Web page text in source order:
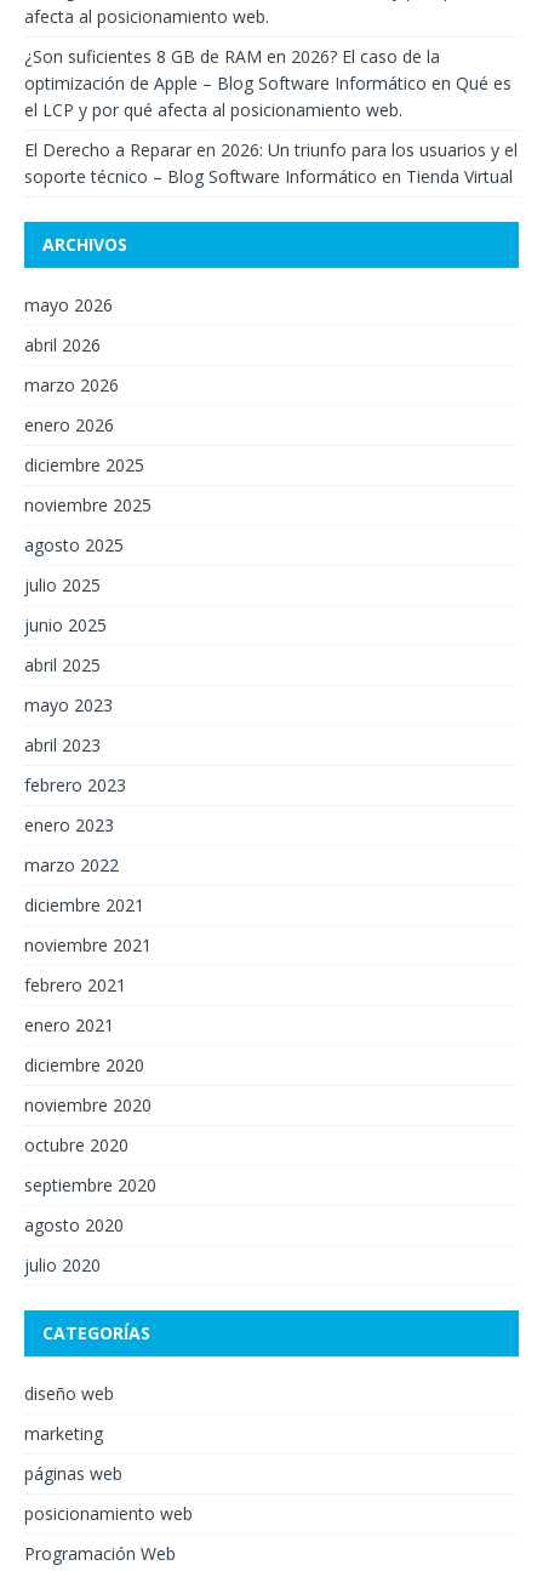
afecta al posicionamiento web.
¿Son suficientes 8 GB de RAM en 2026? El caso de la
optimización de Apple – Blog Software Informático en Qué es
el LCP y por qué afecta al posicionamiento web.
El Derecho a Reparar en 2026: Un triunfo para los usuarios y el
soporte técnico – Blog Software Informático en Tienda Virtual
ARCHIVOS
mayo 2026
abril 2026
marzo 2026
enero 2026
diciembre 2025
noviembre 2025
agosto 2025
julio 2025
junio 2025
abril 2025
mayo 2023
abril 2023
febrero 2023
enero 2023
marzo 2022
diciembre 2021
noviembre 2021
febrero 2021
enero 2021
diciembre 2020
noviembre 2020
octubre 2020
septiembre 2020
agosto 2020
julio 2020
CATEGORÍAS
diseño web
marketing
páginas web
posicionamiento web
Programación Web